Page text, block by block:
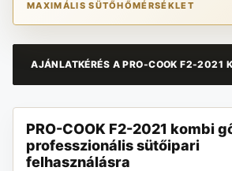
MAXIMÁLIS SÜTŐHŐMÉRSÉKLET
AJÁNLATKÉRÉS A PRO-COOK F2-2021
PRO-COOK F2-2021 kombi
professzionális sütőipari
felhasználásra